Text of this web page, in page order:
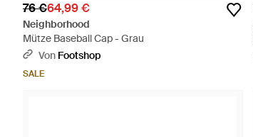
76 €64,99 €
Neighborhood
Mütze Baseball Cap - Grau
Von Footshop
SALE